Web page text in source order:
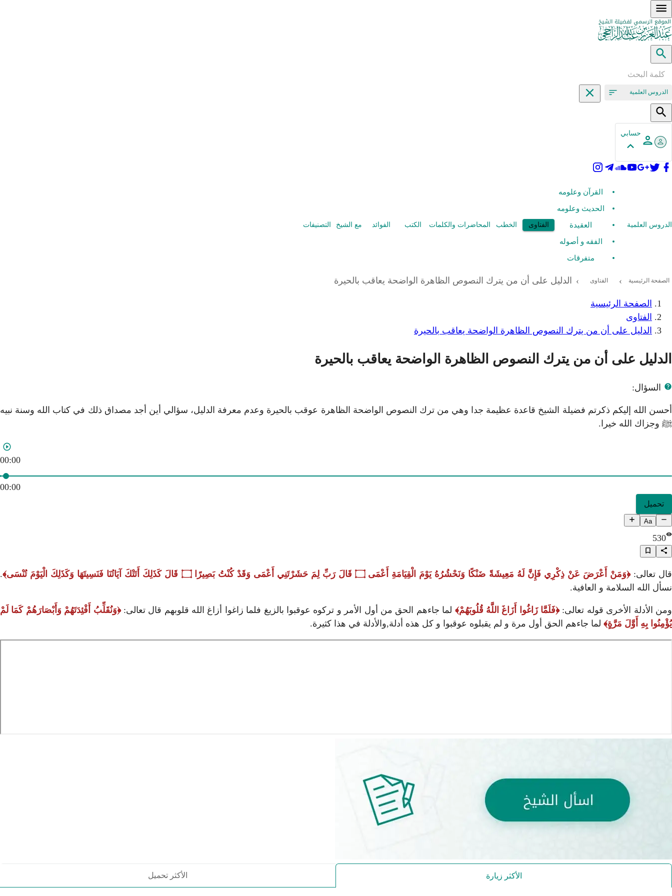
الدروس العلمية
حسابي
الدروس العلمية
القرآن وعلومه
الحديث وعلومه
العقيدة
الفقه و أصوله
متفرقات
الفتاوى الخطب المحاضرات والكلمات الكتب الفوائد مع الشيخ التصنيفات
الصفحة الرئيسية › الفتاوى › الدليل على أن من يترك النصوص الظاهرة الواضحة يعاقب بالحيرة
الصفحة الرئيسية
الفتاوى
الدليل على أن من يترك النصوص الظاهرة الواضحة يعاقب بالحيرة
الدليل على أن من يترك النصوص الظاهرة الواضحة يعاقب بالحيرة
السؤال:
أحسن الله إليكم ذكرتم فضيلة الشيخ قاعدة عظيمة جدا وهي من ترك النصوص الواضحة الظاهرة عوقب بالحيرة وعدم معرفة الدليل، سؤالي أين أجد مصداق ذلك في كتاب الله وسنة نبيه
ﷺ وجزاك الله خيرا.
00:00
00:00
تحميل
Aa
530
قال تعالى: وَمَنْ أَعْرَضَ عَنْ ذِكْرِي فَإِنَّ لَهُ مَعِيشَةً ضَنْكًا وَنَحْشُرُهُ يَوْمَ الْقِيَامَةِ أَعْمَى ۝ قَالَ رَبِّ لِمَ حَشَرْتَنِي أَعْمَى وَقَدْ كُنْتُ بَصِيرًا ۝ قَالَ كَذَلِكَ أَتَتْكَ آيَاتُنَا فَنَسِيتَهَا وَكَذَلِكَ الْيَوْمَ تُنْسَى .
نسأل الله السلامة و العافية.
ومن الأدلة الأخرى قوله تعالى: فَلَمَّا زَاغُوا أَزَاغَ اللَّهُ قُلُوبَهُمْ لما جاءهم الحق من أول الأمر و تركوه عوقبوا بالزيغ فلما زاغوا أزاغ الله قلوبهم قال تعالى: وَنُقَلِّبُ أَفْئِدَتَهُمْ وَأَبْصَارَهُمْ كَمَا لَمْ
يُؤْمِنُوا بِهِ أَوَّلَ مَرَّةٍ
لما جاءهم الحق أول مرة و لم يقبلوه عوقبوا و كل هذه أدلة,والأدلة في هذا كثيرة.
الأكثر زيارة الأكثر تحميل